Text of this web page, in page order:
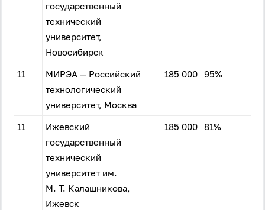
государственный
технический
университет,
Новосибирск
11
МИРЭА — Российский
технологический
университет, Москва
185 000 95%
11
Ижевский
государственный
технический
университет им.
М. Т. Калашникова,
Ижевск
185 000 81%